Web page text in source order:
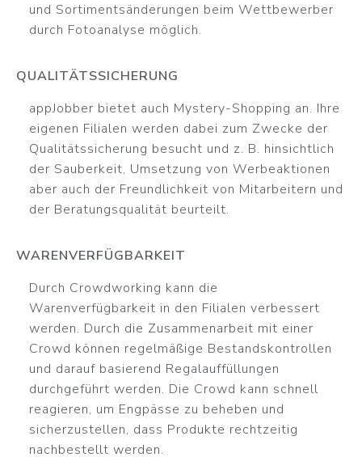
und Sortimentsänderungen beim Wettbewerber
durch Fotoanalyse möglich.
QUALITÄTSSICHERUNG
appJobber bietet auch Mystery-Shopping an. Ihre
eigenen Filialen werden dabei zum Zwecke der
Qualitätssicherung besucht und z. B. hinsichtlich
der Sauberkeit, Umsetzung von Werbeaktionen
aber auch der Freundlichkeit von Mitarbeitern und
der Beratungsqualität beurteilt.
WARENVERFÜGBARKEIT
Durch Crowdworking kann die
Warenverfügbarkeit in den Filialen verbessert
werden. Durch die Zusammenarbeit mit einer
Crowd können regelmäßige Bestandskontrollen
und darauf basierend Regalauffüllungen
durchgeführt werden. Die Crowd kann schnell
reagieren, um Engpässe zu beheben und
sicherzustellen, dass Produkte rechtzeitig
nachbestellt werden.